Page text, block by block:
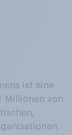
ist eine
Millionen von